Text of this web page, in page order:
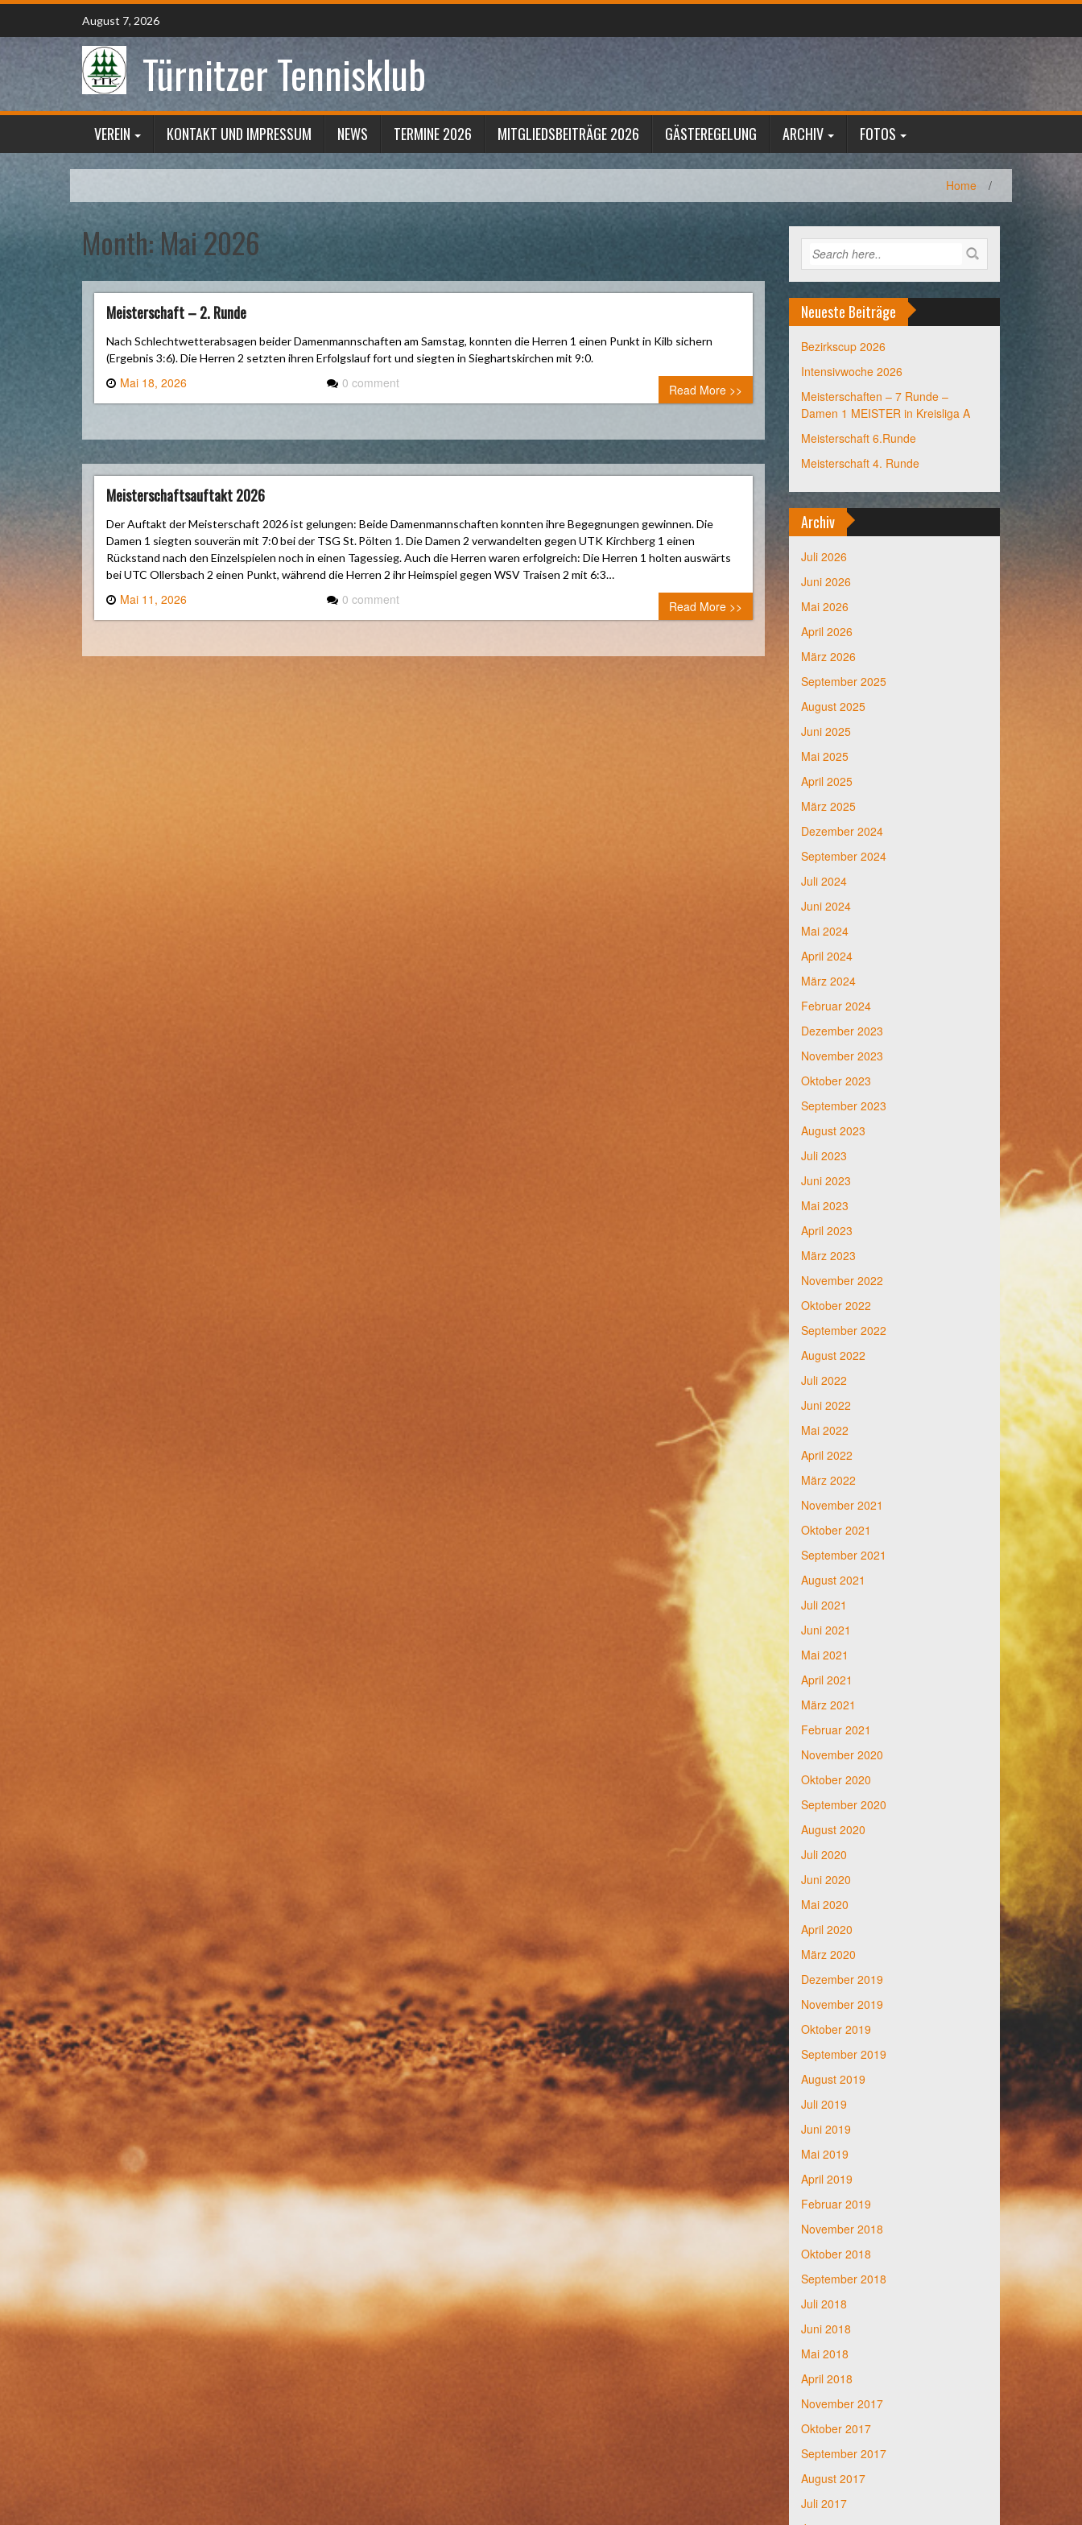
Skip
content
August 7, 2026
Türnitzer Tennisklub
VEREIN KONTAKT UND IMPRESSUM NEWS TERMINE 2026 MITGLIEDSBEITRÄGE 2026 GÄSTEREGELUNG ARCHIV FOTOS
Home /
Month:Mai 2026
Meisterschaft – 2. Runde
Nach Schlechtwetterabsagen beider Damenmannschaften am Samstag, konnten die Herren 1 einen Punkt in Kilb sichern
(Ergebnis 3:6). Die Herren 2 setzten ihren Erfolgslauf fort und siegten in Sieghartskirchen mit 9:0.
Mai 18, 2026 0 comment Read More >>
Meisterschaftsauftakt 2026
Der Auftakt der Meisterschaft 2026 ist gelungen: Beide Damenmannschaften konnten ihre Begegnungen gewinnen. Die
Damen 1 siegten souverän mit 7:0 bei der TSG St. Pölten 1. Die Damen 2 verwandelten gegen UTK Kirchberg 1 einen
Rückstand nach den Einzelspielen noch in einen Tagessieg. Auch die Herren waren erfolgreich: Die Herren 1 holten auswärts
bei UTC Ollersbach 2 einen Punkt, während die Herren 2 ihr Heimspiel gegen WSV Traisen 2 mit 6:3…
Mai 11, 2026 0 comment Read More >>
Neueste Beiträge
Bezirkscup 2026
Intensivwoche 2026
Meisterschaften – 7 Runde –
Damen 1 MEISTER in Kreisliga A
Meisterschaft 6.Runde
Meisterschaft 4. Runde
Archiv
Juli 2026
Juni 2026
Mai 2026
April 2026
März 2026
September 2025
August 2025
Juni 2025
Mai 2025
April 2025
März 2025
Dezember 2024
September 2024
Juli 2024
Juni 2024
Mai 2024
April 2024
März 2024
Februar 2024
Dezember 2023
November 2023
Oktober 2023
September 2023
August 2023
Juli 2023
Juni 2023
Mai 2023
April 2023
März 2023
November 2022
Oktober 2022
September 2022
August 2022
Juli 2022
Juni 2022
Mai 2022
April 2022
März 2022
November 2021
Oktober 2021
September 2021
August 2021
Juli 2021
Juni 2021
Mai 2021
April 2021
März 2021
Februar 2021
November 2020
Oktober 2020
September 2020
August 2020
Juli 2020
Juni 2020
Mai 2020
April 2020
März 2020
Dezember 2019
November 2019
Oktober 2019
September 2019
August 2019
Juli 2019
Juni 2019
Mai 2019
April 2019
Februar 2019
November 2018
Oktober 2018
September 2018
Juli 2018
Juni 2018
Mai 2018
April 2018
November 2017
Oktober 2017
September 2017
August 2017
Juli 2017